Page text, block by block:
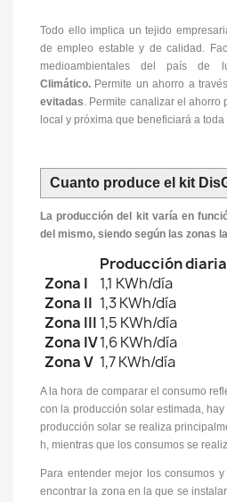
Todo ello implica un tejido
de empleo estable y de calidad.
medioambientales del país de
Climático. Permite un ahorro a
evitadas. Permite canalizar el ahorro
local y próxima que beneficiará a
Cuanto produce el kit
La producción del kit varía en
del mismo, siendo según las zonas
Producción diaria
Zona I
1,1 KWh/día
Zona II 1,3 KWh/día
Zona III 1,5 KWh/día
Zona IV1,6 KWh/día
Zona V 1,7 KWh/día
A la hora de comparar el consumo
con la producción solar estimada,
producción solar se realiza
h, mientras que los consumos se
Para entender mejor los consumos
encontrar la zona en la que se